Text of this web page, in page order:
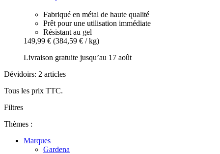
Fabriqué en métal de haute qualité
Prêt pour une utilisation immédiate
Résistant au gel
149,99 € (384,59 € / kg)
Livraison gratuite jusqu’au 17 août
Dévidoirs: 2 articles
Tous les prix TTC.
Filtres
Thèmes :
Marques
Gardena